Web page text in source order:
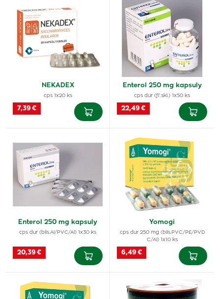
NEKADEX
cps 1x20 ks
7,39 €
Enterol 250 mg kapsuly
cps dur (fľ.skl.) 1x50 ks
22,49 €
Enterol 250 mg kapsuly
cps dur (blis.Al/PVC/Al) 1x30 ks
20,39 €
Yomogi
cps dur 250 mg (blis.PVC/PE/PVD
C/Al) 1x10 ks
6,49 €